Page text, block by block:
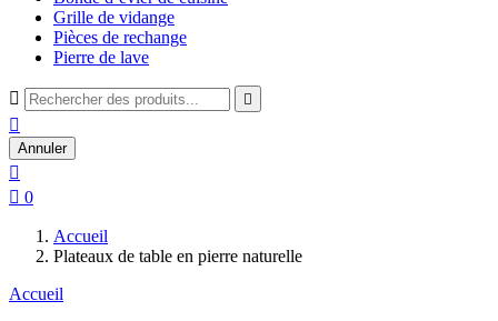
Grille de vidange
Pièces de rechange
Pierre de lave
 

Annuler

 0
Accueil
Plateaux de table en pierre naturelle
Accueil